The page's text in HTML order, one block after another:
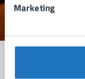
Marketing